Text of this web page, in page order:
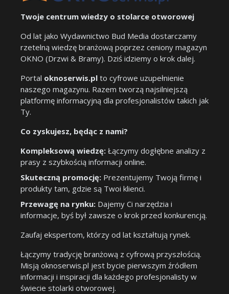
Twoje centrum wiedzy o stolarce otworowej
Od lat jako Wydawnictwo Bud Media dostarczamy
rzetelną wiedzę branżową poprzez ceniony magazyn
OKNO (Drzwi & Bramy). Dziś idziemy o krok dalej.
Portal oknoserwis.pl to cyfrowe uzupełnienie
naszego magazynu. Razem tworzą najsilniejszą
platformę informacyjną dla profesjonalistów takich jak
Ty.
Co zyskujesz, będąc z nami?
Kompleksową wiedzę: Łączymy dogłębne analizy z
prasy z szybkością informacji online.
Skuteczną promocję: Prezentujemy Twoją firmę i
produkty tam, gdzie są Twoi klienci.
Przewagę na rynku: Dajemy Ci narzędzia i
informacje, byś był zawsze o krok przed konkurencją.
Zaufaj ekspertom, którzy od lat kształtują rynek.
Łączymy tradycję branżową z cyfrową przyszłością.
Misją oknoserwis.pl jest bycie pierwszym źródłem
informacji i inspiracji dla każdego profesjonalisty w
świecie stolarki otworowej.